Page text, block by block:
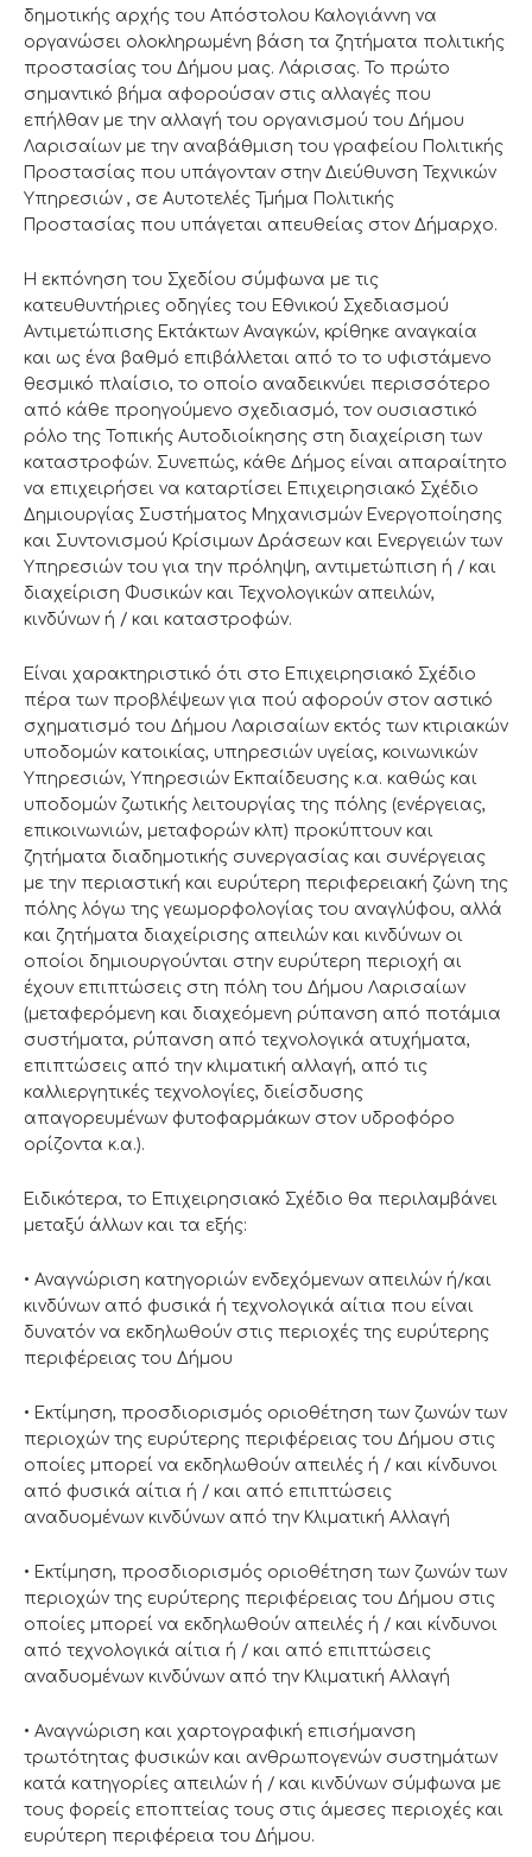
δημοτικής αρχής του Απόστολου Καλογιάννη να
οργανώσει ολοκληρωμένη βάση τα ζητήματα πολιτικής
προστασίας του Δήμου μας. Λάρισας. Το πρώτο
σημαντικό βήμα αφορούσαν στις αλλαγές που
επήλθαν με την αλλαγή του οργανισμού του Δήμου
Λαρισαίων με την αναβάθμιση του γραφείου Πολιτικής
Προστασίας που υπάγονταν στην Διεύθυνση Τεχνικών
Υπηρεσιών , σε Αυτοτελές Τμήμα Πολιτικής
Προστασίας που υπάγεται απευθείας στον Δήμαρχο.
Η εκπόνηση του Σχεδίου σύμφωνα με τις
κατευθυντήριες οδηγίες του Εθνικού Σχεδιασμού
Αντιμετώπισης Εκτάκτων Αναγκών, κρίθηκε αναγκαία
και ως ένα βαθμό επιβάλλεται από το το υφιστάμενο
θεσμικό πλαίσιο, το οποίο αναδεικνύει περισσότερο
από κάθε προηγούμενο σχεδιασμό, τον ουσιαστικό
ρόλο της Τοπικής Αυτοδιοίκησης στη διαχείριση των
καταστροφών. Συνεπώς, κάθε Δήμος είναι απαραίτητο
να επιχειρήσει να καταρτίσει Επιχειρησιακό Σχέδιο
Δημιουργίας Συστήματος Μηχανισμών Ενεργοποίησης
και Συντονισμού Κρίσιμων Δράσεων και Ενεργειών των
Υπηρεσιών του για την πρόληψη, αντιμετώπιση ή / και
διαχείριση Φυσικών και Τεχνολογικών απειλών,
κινδύνων ή / και καταστροφών.
Είναι χαρακτηριστικό ότι στο Επιχειρησιακό Σχέδιο
πέρα των προβλέψεων για πού αφορούν στον αστικό
σχηματισμό του Δήμου Λαρισαίων εκτός των κτιριακών
υποδομών κατοικίας, υπηρεσιών υγείας, κοινωνικών
Υπηρεσιών, Υπηρεσιών Εκπαίδευσης κ.α. καθώς και
υποδομών ζωτικής λειτουργίας της πόλης (ενέργειας,
επικοινωνιών, μεταφορών κλπ) προκύπτουν και
ζητήματα διαδημοτικής συνεργασίας και συνέργειας
με την περιαστική και ευρύτερη περιφερειακή ζώνη της
πόλης λόγω της γεωμορφολογίας του αναγλύφου, αλλά
και ζητήματα διαχείρισης απειλών και κινδύνων οι
οποίοι δημιουργούνται στην ευρύτερη περιοχή αι
έχουν επιπτώσεις στη πόλη του Δήμου Λαρισαίων
(μεταφερόμενη και διαχεόμενη ρύπανση από ποτάμια
συστήματα, ρύπανση από τεχνολογικά ατυχήματα,
επιπτώσεις από την κλιματική αλλαγή, από τις
καλλιεργητικές τεχνολογίες, διείσδυσης
απαγορευμένων φυτοφαρμάκων στον υδροφόρο
ορίζοντα κ.α.).
Ειδικότερα, το Επιχειρησιακό Σχέδιο θα περιλαμβάνει
μεταξύ άλλων και τα εξής:
• Αναγνώριση κατηγοριών ενδεχόμενων απειλών ή/και
κινδύνων από φυσικά ή τεχνολογικά αίτια που είναι
δυνατόν να εκδηλωθούν στις περιοχές της ευρύτερης
περιφέρειας του Δήμου
• Εκτίμηση, προσδιορισμός οριοθέτηση των ζωνών των
περιοχών της ευρύτερης περιφέρειας του Δήμου στις
οποίες μπορεί να εκδηλωθούν απειλές ή / και κίνδυνοι
από φυσικά αίτια ή / και από επιπτώσεις
αναδυομένων κινδύνων από την Κλιματική Αλλαγή
• Εκτίμηση, προσδιορισμός οριοθέτηση των ζωνών των
περιοχών της ευρύτερης περιφέρειας του Δήμου στις
οποίες μπορεί να εκδηλωθούν απειλές ή / και κίνδυνοι
από τεχνολογικά αίτια ή / και από επιπτώσεις
αναδυομένων κινδύνων από την Κλιματική Αλλαγή
• Αναγνώριση και χαρτογραφική επισήμανση
τρωτότητας φυσικών και ανθρωπογενών συστημάτων
κατά κατηγορίες απειλών ή / και κινδύνων σύμφωνα με
τους φορείς εποπτείας τους στις άμεσες περιοχές και
ευρύτερη περιφέρεια του Δήμου.